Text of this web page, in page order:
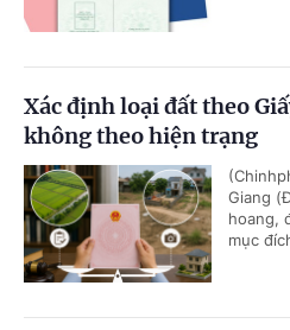
Xác định loại đất theo
không theo hiện trạng
Giang
hoang,
mục